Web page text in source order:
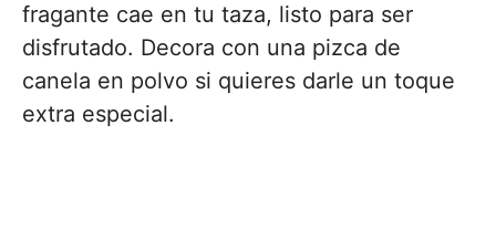
fragante cae en tu taza, listo para ser
disfrutado. Decora con una pizca de
canela en polvo si quieres darle un toque
extra especial.